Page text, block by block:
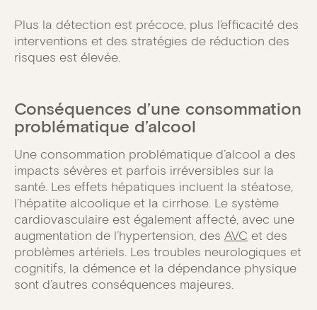
Plus la détection est précoce, plus l’efficacité des
interventions et des stratégies de réduction des
risques est élevée.
Conséquences d’une consommation
problématique d’alcool
Une consommation problématique d’alcool a des
impacts sévères et parfois irréversibles sur la
santé. Les effets hépatiques incluent la stéatose,
l’hépatite alcoolique et la cirrhose. Le système
cardiovasculaire est également affecté, avec une
augmentation de l’hypertension, des AVC et des
problèmes artériels. Les troubles neurologiques et
cognitifs, la démence et la dépendance physique
sont d’autres conséquences majeures.